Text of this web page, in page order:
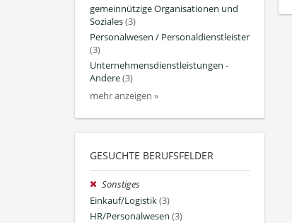
gemeinnützige Organisationen und
Soziales(3)
Personalwesen / Personaldienstleister
(3)
Unternehmensdienstleistungen -
Andere(3)
mehr anzeigen »
GESUCHTE BERUFSFELDER
Sonstiges
Einkauf/Logistik(3)
HR/Personalwesen (3)